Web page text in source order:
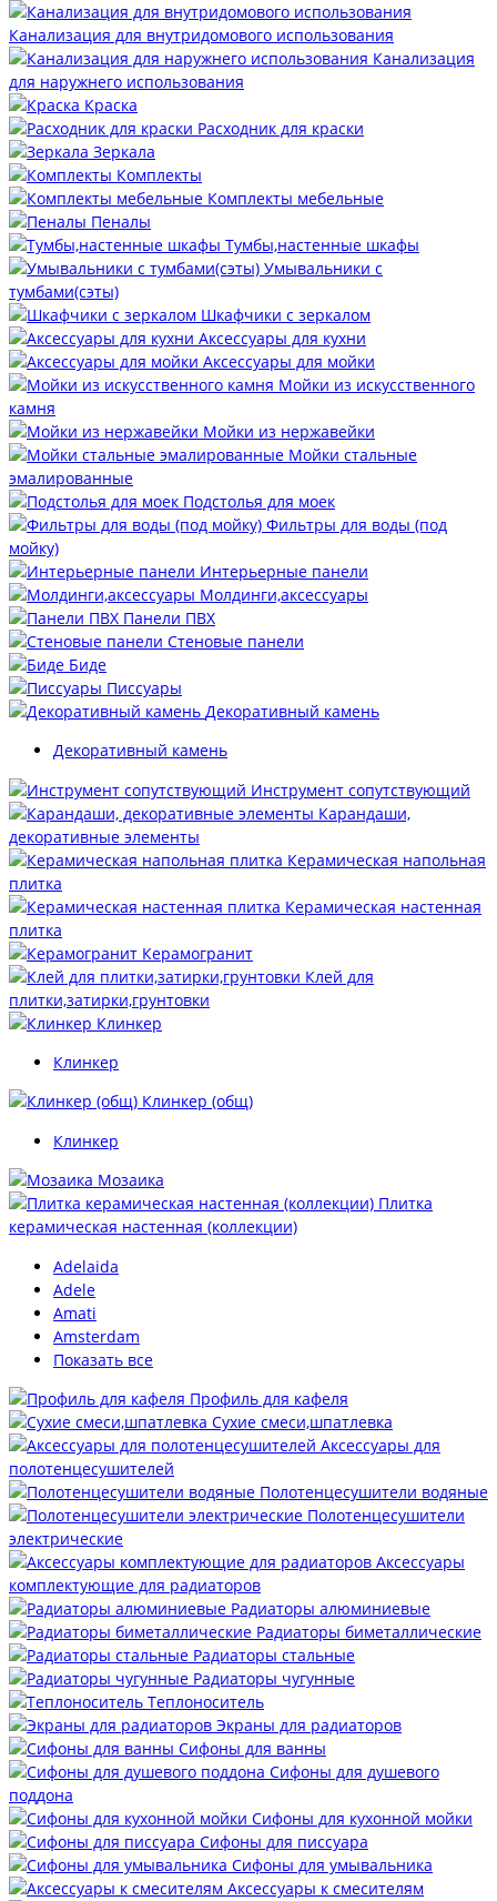
Канализация для внутридомового использования
Канализация
для наружнего использования
Краска
Расходник для краски
Зеркала
Комплекты
Комплекты мебельные
Пеналы
Тумбы,настенные шкафы
Умывальники с
тумбами(сэты)
Шкафчики с зеркалом
Аксессуары для кухни
Аксессуары для мойки
Мойки из искусственного
камня
Мойки из нержавейки
Мойки стальные
эмалированные
Подстолья для моек
Фильтры для воды (под
мойку)
Интерьерные панели
Молдинги,аксессуары
Панели ПВХ
Стеновые панели
Биде
Писсуары
Декоративный камень
Декоративный камень
Инструмент сопутствующий
Карандаши,
декоративные элементы
Керамическая напольная
плитка
Керамическая настенная
плитка
Керамогранит
Клей для
плитки,затирки,грунтовки
Клинкер
Клинкер
Клинкер (общ)
Клинкер
Мозаика
Плитка
керамическая настенная (коллекции)
Adelaida
Adele
Amati
Amsterdam
Показать все
Профиль для кафеля
Сухие смеси,шпатлевка
Аксессуары для
полотенцесушителей
Полотенцесушители водяные
Полотенцесушители
электрические
Аксессуары
комплектующие для радиаторов
Радиаторы алюминиевые
Радиаторы биметаллические
Радиаторы стальные
Радиаторы чугунные
Теплоноситель
Экраны для радиаторов
Сифоны для ванны
Сифоны для душевого
поддона
Сифоны для кухонной мойки
Сифоны для писсуара
Сифоны для умывальника
Аксессуары к смесителям